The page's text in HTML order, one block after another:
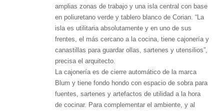
amplias zonas de trabajo y una isla central con base
en poliuretano verde y tablero blanco de Corian. “La
isla es utilitaria absolutamente y en uno de sus
frentes, el más cercano a la cocina, tiene cajonería y
canastillas para guardar ollas, sartenes y utensilios”,
precisa el arquitecto.
La cajonería es de cierre automático de la marca
Blum y tiene fondo hondo con espacio de sobra para
fuentes, sartenes y artefactos de utilidad a la hora
de cocinar. Para complementar el ambiente, y al